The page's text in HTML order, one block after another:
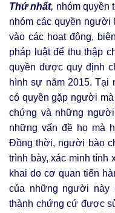
Thứ nhất, nhóm quyền
nhóm các quyền
vào các hoạt động,
pháp luật để thu thập
quyền được quy định
hình sự năm 2015. Tại
có quyền gặp người
chứng và những
những vấn đề họ mà
Đồng thời, người bào
trình bày, xác minh tính
khai do cơ quan tiến
của những người này
thành chứng cứ được